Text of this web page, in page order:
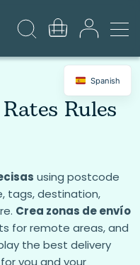
Rules
using postcode
tags, destination,
Crea zonas de envío
for remote areas, and
the best delivery
you and your
Spanish